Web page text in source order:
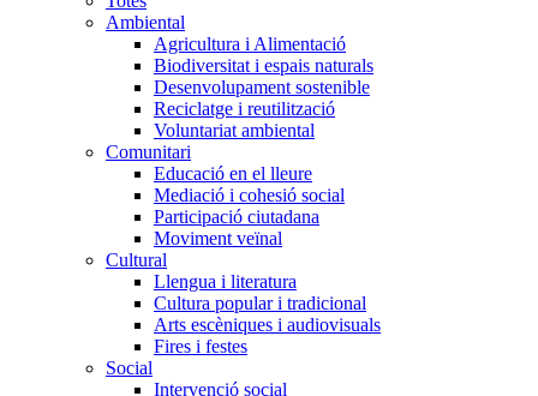
principalAmbiental
Agricultura i Alimentació
Biodiversitat i espais naturals
Desenvolupament sostenible
Reciclatge i reutilització
Voluntariat ambiental
Comunitari
Educació en el lleure
Mediació i cohesió social
Participació ciutadana
Moviment veïnal
Cultural
Llengua i literatura
Cultura popular i tradicional
Arts escèniques i audiovisuals
Fires i festes
Social
Intervenció social